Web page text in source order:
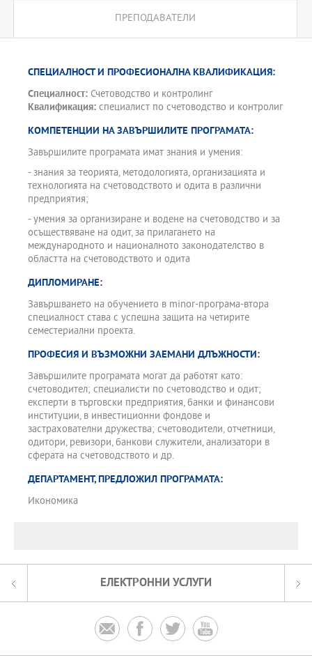
ПРЕПОДАВАТЕЛИ
СПЕЦИАЛНОСТ И ПРОФЕСИОНАЛНА КВАЛИФИКАЦИЯ:
Специалност: Счетоводство и контролинг
Квалификация: специалист по счетоводство и контролиг
КОМПЕТЕНЦИИ НА ЗАВЪРШИЛИТЕ ПРОГРАМАТА:
Завършилите програмата имат знания и умения:
- знания за теорията, методологията, организацията и
технологията на счетоводството и одита в различни
предприятия;
- умения за организиране и водене на счетоводство и за
осъществяване на одит, за прилагането на
международното и националното законодателство в
областта на счетоводството и одита
ДИПЛОМИРАНЕ:
Завършването на обучението в minor-програма-втора
специалност става с успешна защита на четирите
семестериални проекта.
ПРОФЕСИЯ И ВЪЗМОЖНИ ЗАЕМАНИ ДЛЪЖНОСТИ:
Завършилите програмата могат да работят като:
счетоводител; специалисти по счетоводство и одит;
експерти в търговски предприятия, банки и финансови
институции, в инвестиционни фондове и
застрахователни дружества; счетоводители, отчетници,
одитори, ревизори, банкови служители, анализатори в
сферата на счетоводството и др.
ДЕПАРТАМЕНТ, ПРЕДЛОЖИЛ ПРОГРАМАТА:
Икономика
ЕЛЕКТРОННИ УСЛУГИ
   